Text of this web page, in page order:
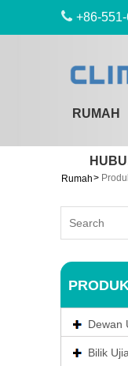
+86-
RUMAH
Rumah>
Dewan
Bilik